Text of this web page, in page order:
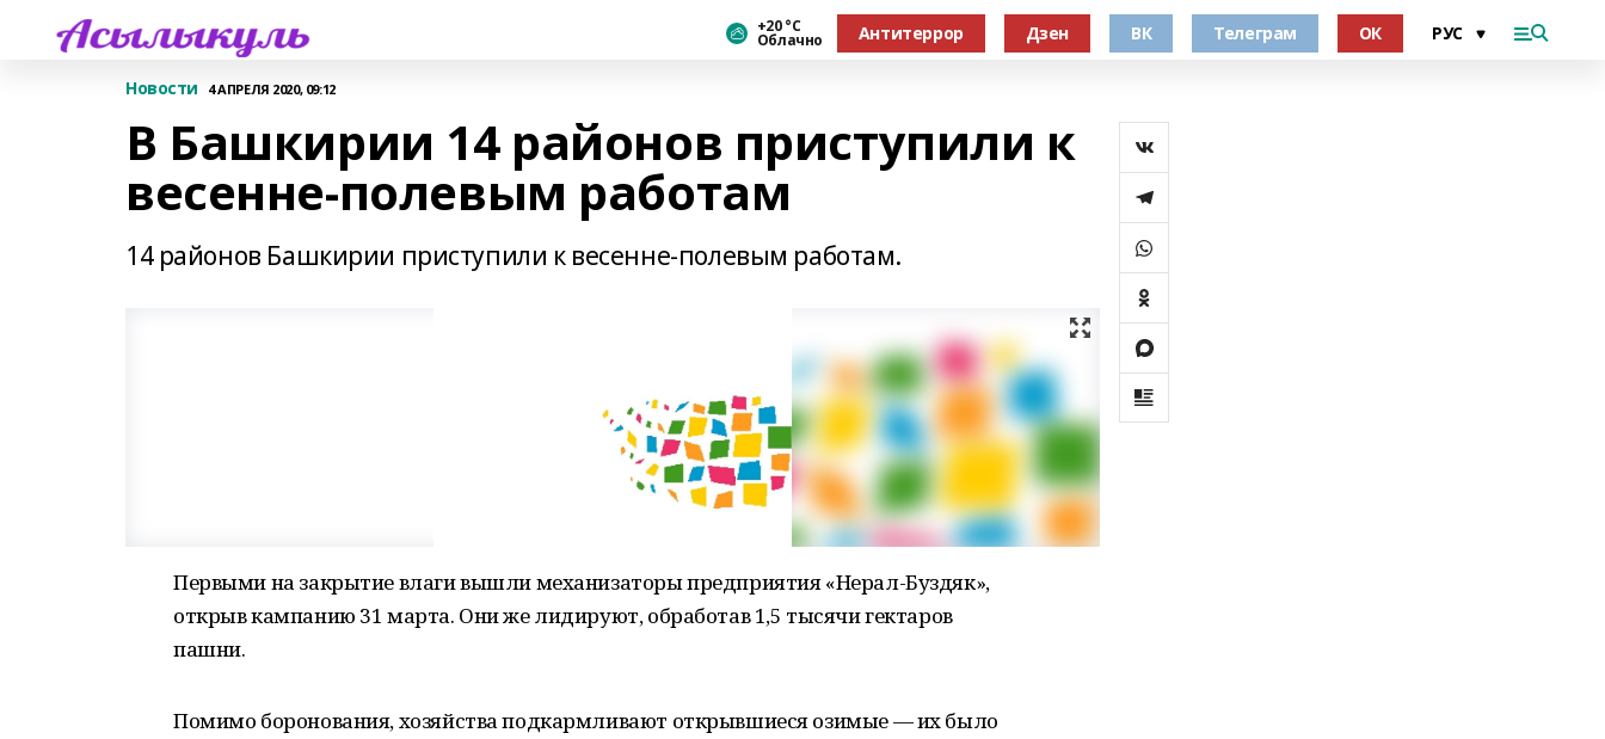
+20 °С
Облачно Антитеррор Дзен ВК Телеграм ОК
Новости 4 АПРЕЛЯ 2020, 09:12
В Башкирии 14 районов приступили к
весенне-полевым работам
14 районов Башкирии приступили к весенне-полевым работам.
Первыми на закрытие влаги вышли механизаторы предприятия «Нерал-Буздяк»,
открыв кампанию 31 марта. Они же лидируют, обработав 1,5 тысячи гектаров
пашни.
Помимо боронования, хозяйства подкармливают открывшиеся озимые — их было